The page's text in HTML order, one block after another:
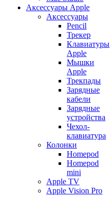
Аксессуары Apple
Аксессуары
Pencil
Трекер
Клавиатуры
Apple
Мышки
Apple
Трекпады
Зарядные
кабели
Зарядные
устройства
Чехол-
клавиатура
Колонки
Homepod
Homepod
mini
Apple TV
Apple Vision Pro